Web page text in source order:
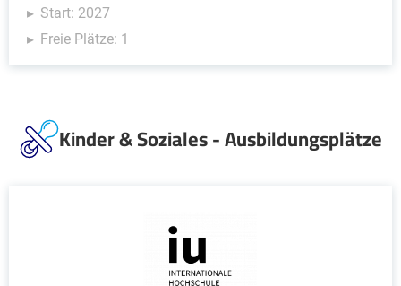
Start: 2027
Freie Plätze: 1
Kinder & Soziales - Ausbildungsplätze